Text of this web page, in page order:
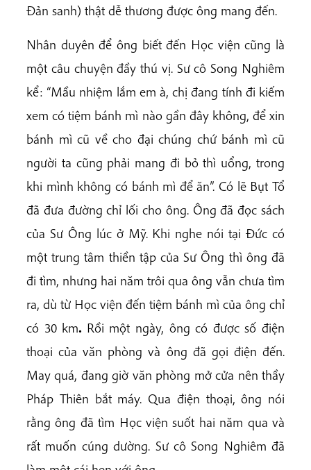
Đản sanh) thật dễ thương được ông mang đến.
Nhân duyên để ông biết đến Học viện cũng là
một câu chuyện đầy thú vị. Sư cô Song Nghiêm
kể: “Mầu nhiệm lắm em à, chị đang tính đi kiếm
xem có tiệm bánh mì nào gần đây không, để xin
bánh mì cũ về cho đại chúng chứ bánh mì cũ
người ta cũng phải mang đi bỏ thì uổng, trong
khi mình không có bánh mì để ăn”. Có lẽ Bụt Tổ
đã đưa đường chỉ lối cho ông. Ông đã đọc sách
của Sư Ông lúc ở Mỹ. Khi nghe nói tại Đức có
một trung tâm thiền tập của Sư Ông thì ông đã
đi tìm, nhưng hai năm trôi qua ông vẫn chưa tìm
ra, dù từ Học viện đến tiệm bánh mì của ông chỉ
có 30 km. Rồi một ngày, ông có được số điện
thoại của văn phòng và ông đã gọi điện đến.
May quá, đang giờ văn phòng mở cửa nên thầy
Pháp Thiên bắt máy. Qua điện thoại, ông nói
rằng ông đã tìm Học viện suốt hai năm qua và
rất muốn cúng dường. Sư cô Song Nghiêm đã